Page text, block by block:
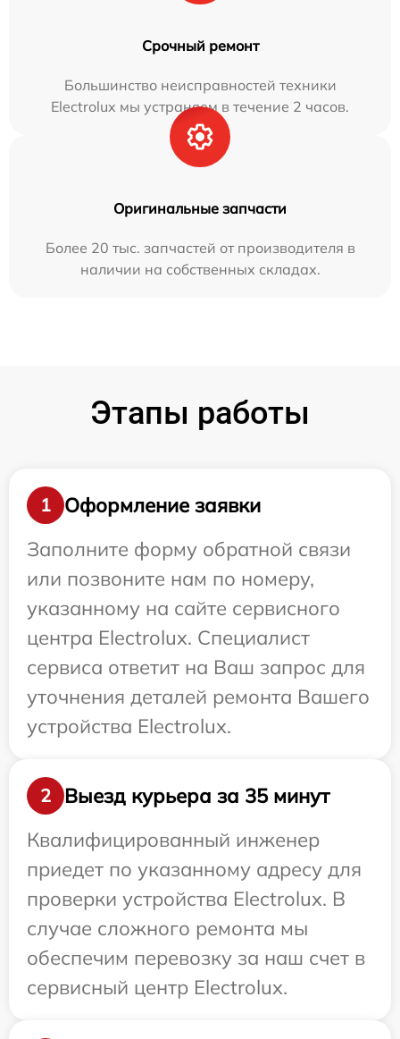
Срочный ремонт
Большинство неисправностей техники
Electrolux мы устраняем в течение 2 часов.
Оригинальные запчасти
Более 20 тыс. запчастей от производителя в
наличии на собственных складах.
Этапы работы
1
Оформление заявки
Заполните форму обратной связи
или позвоните нам по номеру,
указанному на сайте сервисного
центра Electrolux. Специалист
сервиса ответит на Ваш запрос для
уточнения деталей ремонта Вашего
устройства Electrolux.
2
Выезд курьера за 35 минут
Квалифицированный инженер
приедет по указанному адресу для
проверки устройства Electrolux. В
случае сложного ремонта мы
обеспечим перевозку за наш счет в
сервисный центр Electrolux.